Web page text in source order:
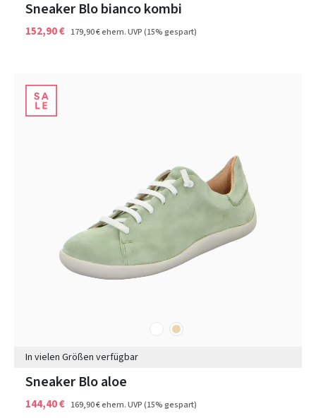
Sneaker Blo bianco kombi
152,90 € 179,90 €ehem. UVP(15% gespart)
beige
In vielen Größen verfügbar
Sneaker Blo aloe
144,40 € 169,90 €ehem. UVP(15% gespart)